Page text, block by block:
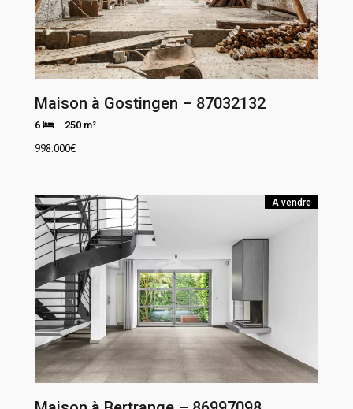
Maison à Gostingen – 87032132
6 250 m²
998.000€
A vendre